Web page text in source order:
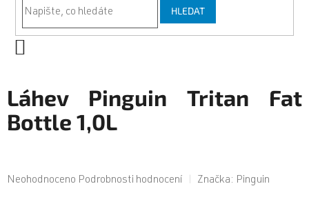
HLEDAT
Láhev Pinguin Tritan Fat
Bottle 1,0L
Průměrné
Neohodnoceno Podrobnosti hodnocení Značka: Pinguin